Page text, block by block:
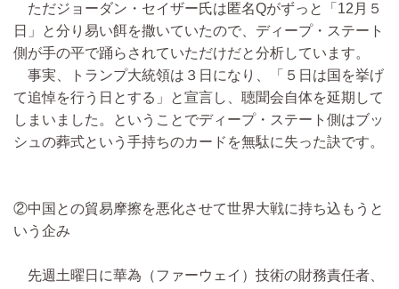
ただジョーダン・セイザー氏は匿名Qがずっと「12月５
日」と分り易い餌を撒いていたので、ディープ・ステート
側が手の平で踊らされていただけだと分析しています。
事実、トランプ大統領は３日になり、「５日は国を挙げ
て追悼を行う日とする」と宣言し、聴聞会自体を延期して
しまいました。ということでディープ・ステート側はブッ
シュの葬式という手持ちのカードを無駄に失った訣です。
②中国との貿易摩擦を悪化させて世界大戦に持ち込もうと
いう企み
先週土曜日に華為（ファーウェイ）技術の財務責任者、